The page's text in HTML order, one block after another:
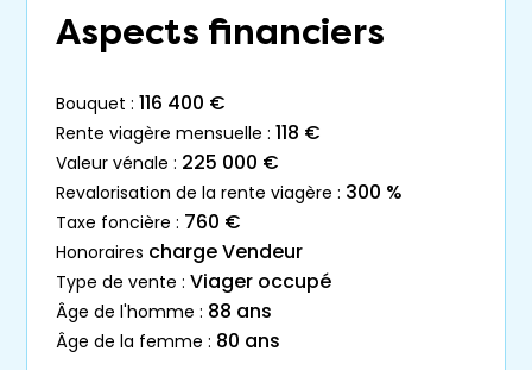
Aspects financiers
bouquet : 116 400 €
rente viagère mensuelle : 118 €
valeur vénale : 225 000 €
revalorisation de la rente viagère : 300 %
taxe foncière : 760 €
honoraires charge Vendeur
type de vente : Viager occupé
âge de l'homme : 88 ans
âge de la femme : 80 ans